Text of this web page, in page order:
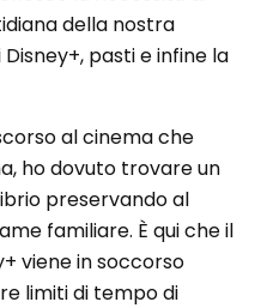
della nostra
pasti e infine la
al cinema che
ho dovuto trovare un
preservando al
familiare. È qui che il
viene in soccorso
limiti di tempo di